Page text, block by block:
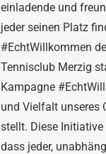
einladende und
jeder seinen Platz
#EchtWillkommen
Tennisclub Merzig
Kampagne
und Vielfalt unseres
stellt. Diese
dass jeder,